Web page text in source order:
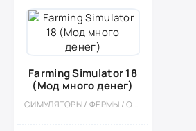
Farming Simulator 18
(Мод много денег)
СИМУЛЯТОРЫ / ФЕРМЫ / ОДНОПОЛЬЗОВАТЕЛЬСКИЕ / ОФЛАЙН / ПЛАТНАЯ / РЕАЛИЗМ / КАЗУАЛЬНЫЕ / МОД / 3D / ВСТРОЕННЫЙ КЕШ